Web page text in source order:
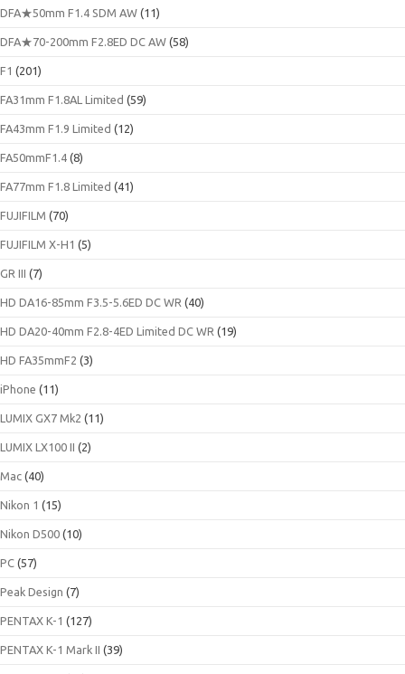
DFA★50mm F1.4 SDM AW (11)
DFA★70-200mm F2.8ED DC AW (58)
F1 (201)
FA31mm F1.8AL Limited (59)
FA43mm F1.9 Limited (12)
FA50mmF1.4 (8)
FA77mm F1.8 Limited (41)
FUJIFILM (70)
FUJIFILM X-H1 (5)
GR III (7)
HD DA16-85mm F3.5-5.6ED DC WR (40)
HD DA20-40mm F2.8-4ED Limited DC WR (19)
HD FA35mmF2 (3)
iPhone (11)
LUMIX GX7 Mk2 (11)
LUMIX LX100 II (2)
Mac (40)
Nikon 1 (15)
Nikon D500 (10)
PC (57)
Peak Design (7)
PENTAX K-1 (127)
PENTAX K-1 Mark II (39)